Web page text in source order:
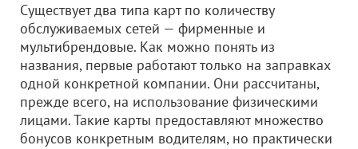
Существует два типа карт по количеству
обслуживаемых сетей — фирменные и
мультибрендовые. Как можно понять из
названия, первые работают только на заправках
одной конкретной компании. Они рассчитаны,
прежде всего, на использование физическими
лицами. Такие карты предоставляют множество
бонусов конкретным водителям, но практически